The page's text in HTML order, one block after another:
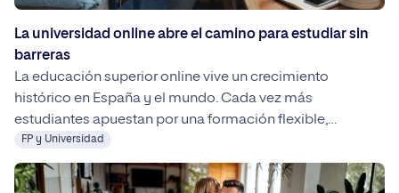
La universidad online abre el camino para estudiar sin
barreras
La educación superior online vive un crecimiento
histórico en España y el mundo. Cada vez más
estudiantes apuestan por una formación flexible,
accesible y compatible con el trabajo y la vida personal.
En este contexto, universidades como UNIPRO destacan
por ofrecer programas virtuales de alta calidad,
FP y Universidad